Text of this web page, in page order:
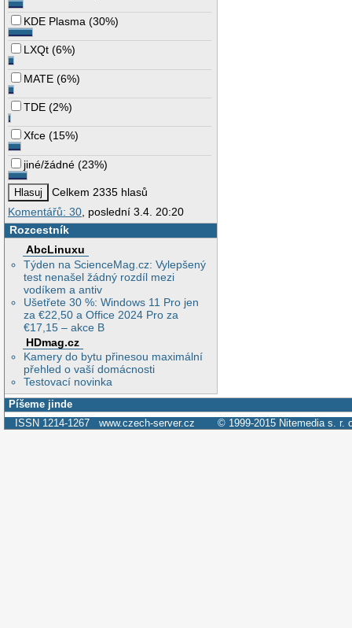
KDE Plasma (30%)
LXQt (6%)
MATE (6%)
TDE (2%)
Xfce (15%)
jiné/žádné (23%)
Celkem 2335 hlasů
Komentářů: 30, poslední 3.4. 20:20
Rozcestník
AbcLinuxu
Týden na ScienceMag.cz: Vylepšený
test nenašel žádný rozdíl mezi
vodíkem a antiv
Ušetřete 30 %: Windows 11 Pro jen
za €22,50 a Office 2024 Pro za
€17,15 – akce B
HDmag.cz
Kamery do bytu přinesou maximální
přehled o vaší domácnosti
Testovací novinka
Píšeme jinde
ISSN 1214-1267 www.czech-server.cz © 1999-2015 Nitemedia s. r.